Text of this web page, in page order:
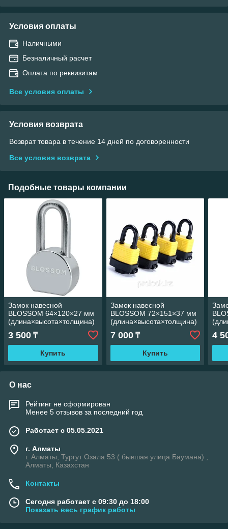
Условия оплаты
Наличными
Безналичный расчет
Оплата по реквизитам
Все условия оплаты
Условия возврата
Возврат товара в течение 14 дней по договоренности
Все условия возврата
Подобные товары компании
Замок навесной
BLOSSOM 64×120×27 мм
(длина×высота×толщина)
3 500 ₸
Купить
Замок навесной
BLOSSOM 72×151×37 мм
(длина×высота×толщина)
7 000₸
Купить
4
О нас
Рейтинг не сформирован
Менее 5 отзывов за последний год
Работает с 05.05.2021
г. Алматы
г. Алматы, Тургут Озала 53 ( бывшая улица Баумана) ,
Алматы, Казахстан
Контакты
Сегодня работает с 09:30 до 18:00
Показать весь график работы